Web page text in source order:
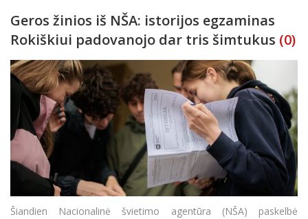
Geros žinios iš NŠA: istorijos egzaminas
Rokiškiui padovanojo dar tris šimtukus (0)
Šiandien Nacionalinė švietimo agentūra (NŠA) paskelbė